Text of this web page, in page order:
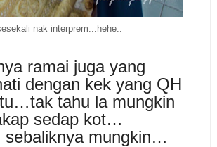
nak interprem...hehe..
ramai juga yang
dengan kek yang QH
tahu la mungkin
sedap kot…
sebaliknya mungkin…